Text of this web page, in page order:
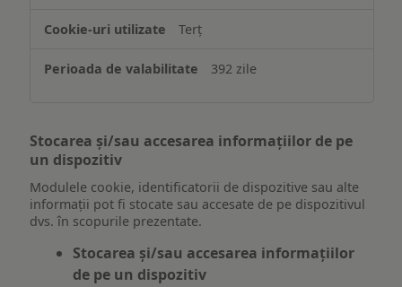
Terț
392 zile
Stocarea și/sau accesarea informațiilor de pe
un dispozitiv
Modulele cookie, identificatorii de dispozitive sau alte
informații pot fi stocate sau accesate de pe dispozitivul
dvs. în scopurile prezentate.
Stocarea și/sau accesarea informațiilor
de pe un dispozitiv